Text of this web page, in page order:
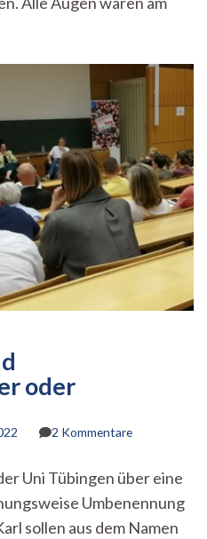
oder
2 Kommentarezu
oder
Uni Tübingen über eine
Umbenennung
sollen aus dem Namen